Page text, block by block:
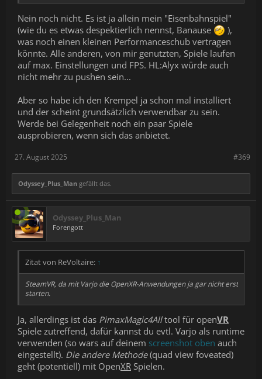
Nein noch nicht. Es ist ja allein mein "Eisenbahnspiel"
(wie du es etwas despektierlich nennst, Banause
),
was noch einen kleinen Performanceschub vertragen
könnte. Alle anderen, von mir genutzten, Spiele laufen
auf max. Einstellungen und FPS. HL:Alyx würde auch
nicht mehr zu pushen sein...
Aber so habe ich den Krempel ja schon mal installiert
und der scheint grundsätzlich verwendbar zu sein.
Werde bei Gelegenheit noch ein paar Spiele
ausprobieren, wenn sich das anbietet.
#369
27. August 2025
Odyssey_Plus_Man gefällt das.
Odyssey_Plus_Man
Forengott
Zitat von ReVoltaire: ↑
SteamVR, da mit Varjo die OpenXR-Anwendungen ja gar nicht erst
starten.
Ja, allerdings ist das PimaxMagic4Alltool für openVR
Spiele zutreffend, dafür kannst du evtl. Varjo als runtime
verwenden (so wars auf deinem screenshot oben auch
eingestellt). Die andere Methode(quad view foveated)
geht (potentiell) mit OpenXR Spielen.